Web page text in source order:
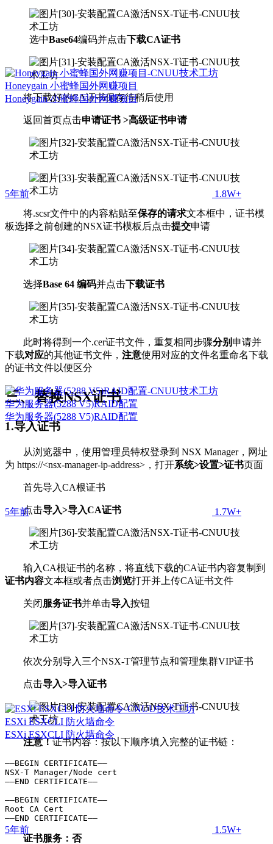
选中Base64编码并点击下载CA证书
将下载好的CA证书保存待稍后使用
返回首页点击申请证书 >高级证书申请
将.scsr文件中的内容粘贴至保存的请求文本框中，证书模
板选择之前创建的NSX证书模板后点击提交申请
选择Base 64 编码并点击下载证书
此时将得到一个.cer证书文件，重复相同步骤分别 申请并
下载对应的其他证书文件， 注意使用对应的文件名重命名下载
的证书文件以便区分
三、替换NSX证书
1.导入证书
从浏览器中，使用管理员特权登录到 NSX Manager，网址
为 https://<nsx-manager-ip-address>，打开系统>设置>证书页面
首先导入CA根证书
点击导入>导入CA证书
输入CA根证书的名称，将直线下载的CA证书内容复制到
证书内容文本框或者点击浏览打开并上传CA证书文件
关闭服务证书并单击导入按钮
依次分别导入三个NSX-T管理节点和管理集群VIP证书
点击导入>导入证书
注意！证书内容：按以下顺序填入完整的证书链：
—–BEGIN CERTIFICATE—–
NSX-T Manager/Node cert
—–END CERTIFICATE—–
—–BEGIN CERTIFICATE—–
Root CA Cert
—–END CERTIFICATE—–
证书服务：否
Honeygain 小蜜蜂国外网赚项目
Honeygain 小蜜蜂国外网赚项目
5年前 1.8W+
华为服务器(5288 V5)RAID配置
华为服务器(5288 V5)RAID配置
5年前 1.7W+
ESXi ESXCLI 防火墙命令
ESXi ESXCLI 防火墙命令
5年前 1.5W+